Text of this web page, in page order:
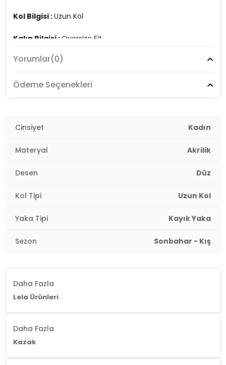
Kol Bilgisi :Uzun Kol
Kalıp Bilgisi :Oversize Fit
Manken Ölçüsü :
Yorumlar(0)
Ödeme Seçenekleri
Cinsiyet Kadın
Materyal Akrilik
Desen Düz
Kol Tipi Uzun Kol
Yaka Tipi Kayık Yaka
Sezon Sonbahar - Kış
Daha Fazla
Lela Ürünleri
Daha Fazla
Kazak